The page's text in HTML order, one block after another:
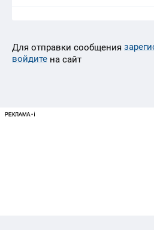
Для отправки сообщения
войдите на сайт